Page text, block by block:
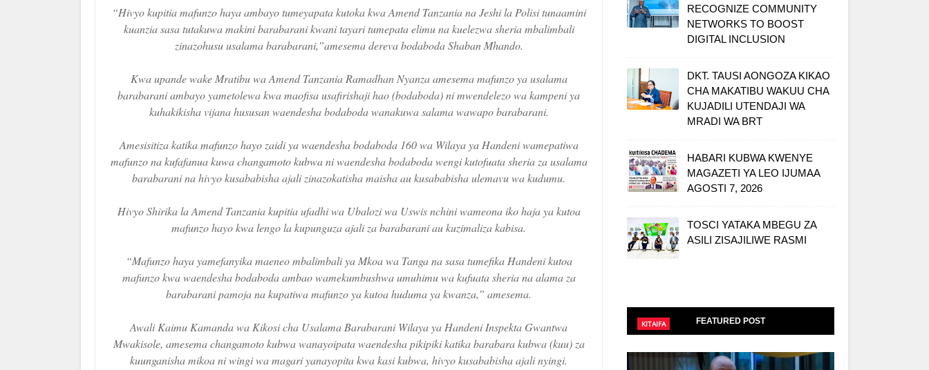
“Hivyo kupitia mafunzo haya ambayo tumeyapata kutoka kwa Amend Tanzania na Jeshi la Polisi tunaamini
kuanzia sasa tutakuwa makini barabarani kwani tayari tumepata elimu na kuelezwa sheria mbalimbali
zinazohusu usalama barabarani,”amesema dereva bodaboda Shaban Mhando.
Kwa upande wake Mratibu wa Amend Tanzania Ramadhan Nyanza amesema mafunzo ya usalama
barabarani ambayo yametolewa kwa maofisa usafirishaji hao (bodaboda) ni mwendelezo wa kampeni ya
kuhakikisha vijana hususan waendesha bodaboda wanakuwa salama wawapo barabarani.
Amesisitiza katika mafunzo hayo zaidi ya waendesha bodaboda 160 wa Wilaya ya Handeni wamepatiwa
mafunzo na kufafanua kuwa changamoto kubwa ni waendesha bodaboda wengi kutofuata sheria za usalama
barabarani na hivyo kusababisha ajali zinazokatisha maisha au kusababisha ulemavu wa kudumu.
Hivyo Shirika la Amend Tanzania kupitia ufadhi wa Ubalozi wa Uswis nchini wameona iko haja ya kutoa
mafunzo hayo kwa lengo la kupunguza ajali za barabarani au kuzimaliza kabisa.
“Mafunzo haya yamefanyika maeneo mbalimbali ya Mkoa wa Tanga na sasa tumefika Handeni kutoa
mafunzo kwa waendesha bodaboda ambao wamekumbushwa umuhimu wa kufuata sheria na alama za
barabarani pamoja na kupatiwa mafunzo ya kutoa huduma ya kwanza,” amesema.
Awali Kaimu Kamanda wa Kikosi cha Usalama Barabarani Wilaya ya Handeni Inspekta Gwantwa
Mwakisole, amesema changamoto kubwa wanayoipata waendesha pikipiki katika barabara kubwa (kuu) za
kuunganisha mikoa ni wingi wa magari yanayopita kwa kasi kubwa, hivyo kusababisha ajali nyingi.
RECOGNIZE COMMUNITY
NETWORKS TO BOOST
DIGITAL INCLUSION
DKT. TAUSI AONGOZA KIKAO
CHA MAKATIBU WAKUU CHA
KUJADILI UTENDAJI WA
MRADI WA BRT
HABARI KUBWA KWENYE
MAGAZETI YA LEO IJUMAA
AGOSTI 7, 2026
TOSCI YATAKA MBEGU ZA
ASILI ZISAJILIWE RASMI
FEATURED POST
KITAIFA